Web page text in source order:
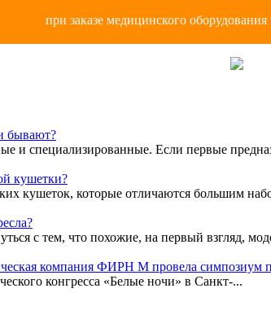
при заказе медицинского
бывают?
и специализированные. Если первые
кушетки?
кушеток, которые отличаются большим
с тем, что похожие, на первый взгляд,
компания ФИРН М провела симпозиум
конгресса «Белые ночи» в Санкт-...